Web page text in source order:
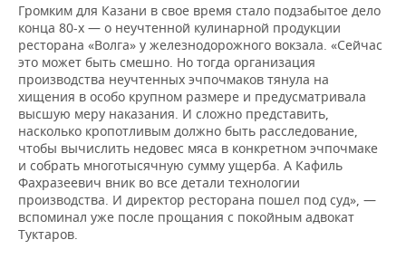
Громким для Казани в свое время стало подзабытое дело
конца 80-х — о неучтенной кулинарной продукции
ресторана «Волга» у железнодорожного вокзала. «Сейчас
это может быть смешно. Но тогда организация
производства неучтенных эчпочмаков тянула на
хищения в особо крупном размере и предусматривала
высшую меру наказания. И сложно представить,
насколько кропотливым должно быть расследование,
чтобы вычислить недовес мяса в конкретном эчпочмаке
и собрать многотысячную сумму ущерба. А Кафиль
Фахразеевич вник во все детали технологии
производства. И директор ресторана пошел под суд», —
вспоминал уже после прощания с покойным адвокат
Туктаров.